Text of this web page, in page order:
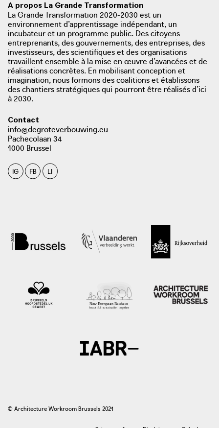
Pour une alimentation locale, saine et durable
Le soutien offert est basé sur l’ensemble de la chaîne de
production d’aliments sains, locaux et durables, de la terre
nouvelle relation entre l’agriculture, le
paysage et la ville, ainsi qu’entre le
producteur et le consommateur.
download / view PDF:
Re-construire le paysage alimentaire
!
A propos La Grande Transformation
La Grande Transformation 2020-2030 est un
environnement d’apprentissage indépendant, un
incubateur et un programme public. Des citoyens
entreprenants, des gouvernements, des entreprises, des
investisseurs, des scientifiques et des organisations
travaillent ensemble à la mise en œuvre d’avancées et de
réalisations concrètes. En mobilisant conception et
imagination, nous formons des coalitions et établissons
des chantiers stratégiques qui pourront être réalisés d’ici
à 2030.
Contact
info@degroteverbouwing.eu
Pachecolaan 34
1000 Brussel
IG FB LI
© Architecture Workroom Brussels 2021